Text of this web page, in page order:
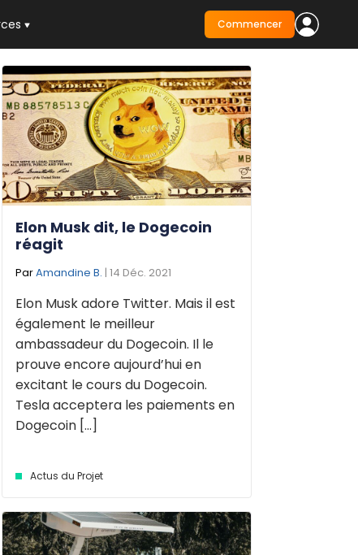
Commencer
Elon Musk dit, le Dogecoin
réagit
ParAmandine B. | 14 Déc. 2021
Elon Musk adore Twitter. Mais il est
également le meilleur
ambassadeur du Dogecoin. Il le
prouve encore aujourd’hui en
excitant le cours du Dogecoin.
Tesla acceptera les paiements en
Dogecoin [...]
Actus du Projet